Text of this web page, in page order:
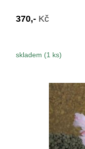
370,- Kč
skladem (1 ks)